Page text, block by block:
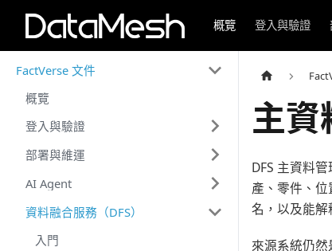
概覽 登入與驗證
FactVerse 文件
概覽
登入與驗證
部署與維運
AI Agent
資料融合服務（DFS）
入門
主資
DFS 主資料
產、零件、
名，以及能解
來源系統仍